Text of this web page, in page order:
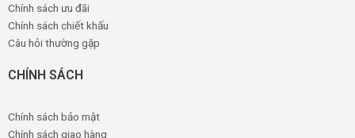
Chính sách ưu đãi
Chính sách chiết khấu
Câu hỏi thường gặp
CHÍNH SÁCH
Chính sách bảo mật
Chính sách giao hàng